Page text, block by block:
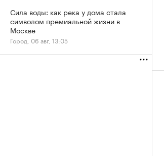
Сила воды: как река у дома стала
символом премиальной жизни в
Москве
Город, 06 авг, 13:05